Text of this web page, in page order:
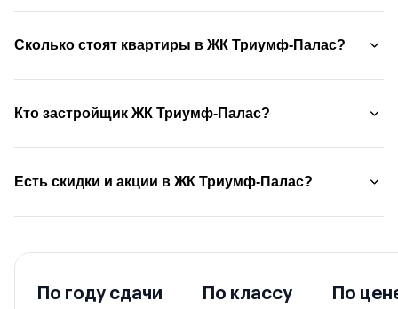
Сколько стоят квартиры в ЖК Триумф-Палас?
Кто застройщик ЖК Триумф-Палас?
Есть скидки и акции в ЖК Триумф-Палас?
По году сдачи По классу По